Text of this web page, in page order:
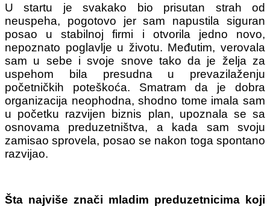
U startu je svakako bio prisutan strah od
neuspeha, pogotovo jer sam napustila siguran
posao u stabilnoj firmi i otvorila jedno novo,
nepoznato poglavlje u životu. Međutim, verovala
sam u sebe i svoje snove tako da je želja za
uspehom bila presudna u prevazilaženju
početničkih poteškoća. Smatram da je dobra
organizacija neophodna, shodno tome imala sam
u početku razvijen biznis plan, upoznala se sa
osnovama preduzetništva, a kada sam svoju
zamisao sprovela, posao se nakon toga spontano
razvijao.
Šta najviše znači mladim preduzetnicima koji